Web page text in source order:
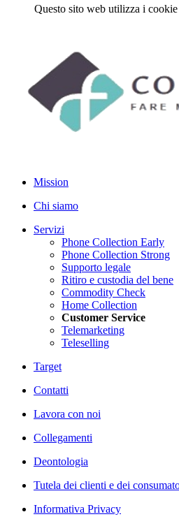
Mission
Chi siamo
Servizi
Phone Collection Early
Phone Collection Strong
Supporto legale
Ritiro e custodia del bene
Commodity Check
Home Collection
Customer Service
Telemarketing
Teleselling
Target
Contatti
Lavora con noi
Collegamenti
Deontologia
Tutela dei clienti e dei
Informativa Privacy
Questo sito web utilizza i